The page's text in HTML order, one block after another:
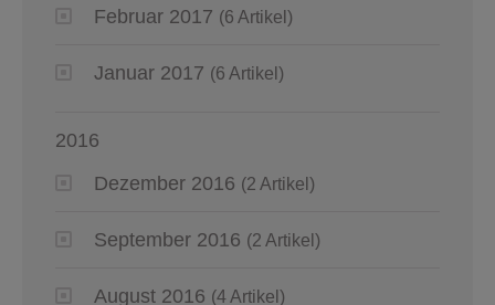
Februar 2017 (6 Artikel)
Januar 2017 (6 Artikel)
2016
Dezember 2016 (2 Artikel)
September 2016 (2 Artikel)
August 2016 (4 Artikel)